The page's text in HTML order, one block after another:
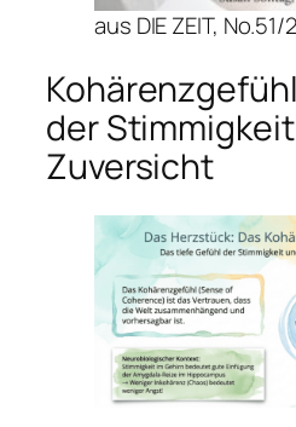
aus DIE ZEIT, No.51/
der
Zuversicht